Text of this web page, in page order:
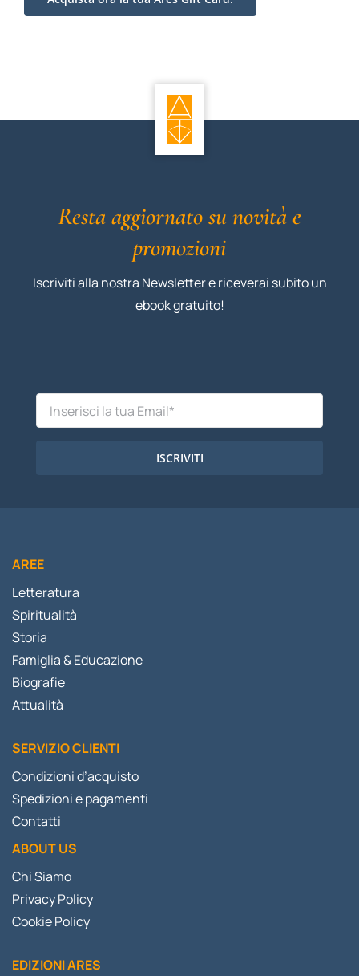
Resta aggiornato su novità e
promozioni
Iscriviti alla nostra Newsletter e riceverai subito un
ebook gratuito!
ISCRIVITI
AREE
Letteratura
Spiritualità
Storia
Famiglia & Educazione
Biografie
Attualità
SERVIZIO CLIENTI
Condizioni d’acquisto
Spedizioni e pagamenti
Contatti
ABOUT US
Chi Siamo
Privacy Policy
Cookie Policy
EDIZIONI ARES